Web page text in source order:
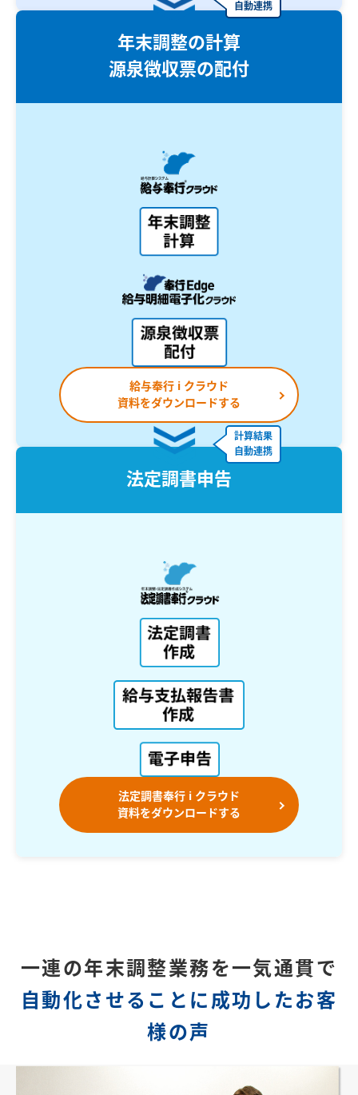
自動連携
年末調整の計算
源泉徴収票の配付
給与奉行 i クラウド
資料をダウンロードする
計算結果
自動連携
法定調書申告
法定調書奉行 i クラウド
資料をダウンロードする
一連の年末調整業務を一気通貫で
自動化させることに成功したお客
様の声